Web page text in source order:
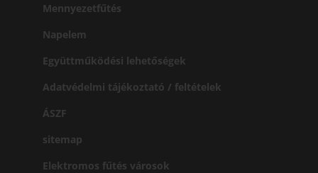
Mennyezetfűtés
Napelem
Együttműködési lehetőségek
Adatvédelmi tájékoztató / feltételek
ÁSZF
sitemap
Elektromos fűtés városok